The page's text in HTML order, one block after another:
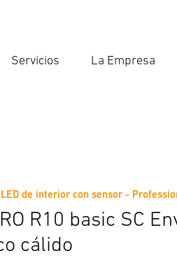
Servicios La Empresa
de interior con sensor -
R10 basic SC
cálido
Información del fabricante